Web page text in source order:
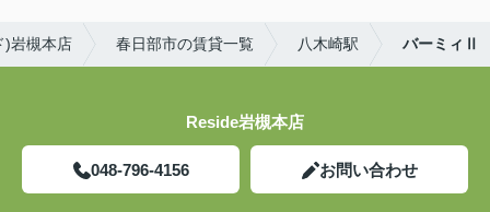
)岩槻本店 春日部市の賃貸一覧 八木崎駅 バーミィⅡ
Reside岩槻本店
048-796-4156 お問い合わせ